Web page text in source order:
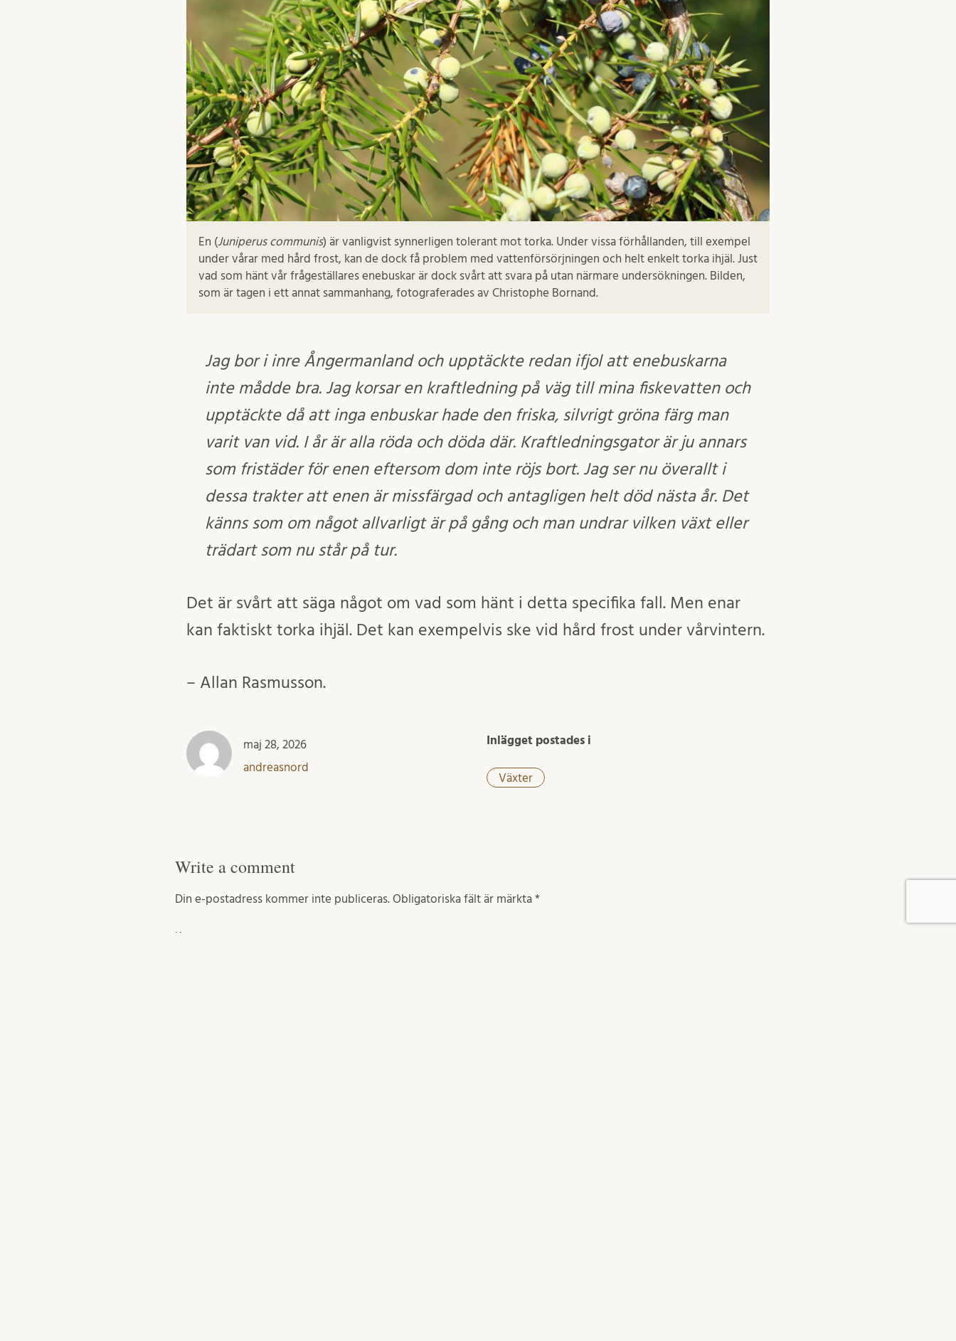
En (Juniperus communis) är vanligvist synnerligen tolerant mot torka. Under vissa förhållanden, till exempel
under vårar med hård frost, kan de dock få problem med vattenförsörjningen och helt enkelt torka ihjäl. Just
vad som hänt vår frågeställares enebuskar är dock svårt att svara på utan närmare undersökningen. Bilden,
som är tagen i ett annat sammanhang, fotograferades av Christophe Bornand.
Jag bor i inre Ångermanland och upptäckte redan ifjol att enebuskarna
inte mådde bra. Jag korsar en kraftledning på väg till mina fiskevatten och
upptäckte då att inga enbuskar hade den friska, silvrigt gröna färg man
varit van vid. I år är alla röda och döda där. Kraftledningsgator är ju annars
som fristäder för enen eftersom dom inte röjs bort. Jag ser nu överallt i
dessa trakter att enen är missfärgad och antagligen helt död nästa år. Det
känns som om något allvarligt är på gång och man undrar vilken växt eller
trädart som nu står på tur.
Det är svårt att säga något om vad som hänt i detta specifika fall. Men enar
kan faktiskt torka ihjäl. Det kan exempelvis ske vid hård frost under vårvintern.
– Allan Rasmusson.
maj 28, 2026
andreasnord
Inlägget postades i
Växter
Write a comment
Din e-postadress kommer inte publiceras. Obligatoriska fält är märkta *
Kommentar